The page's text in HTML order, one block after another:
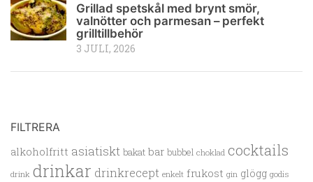
Grillad spetskål med brynt smör,
valnötter och parmesan – perfekt
grilltillbehör
3 JULI, 2026
FILTRERA
alkoholfritt asiatiskt bakat bar bubbel choklad cocktails
drink drinkar drinkrecept enkelt frukost gin glögg godis